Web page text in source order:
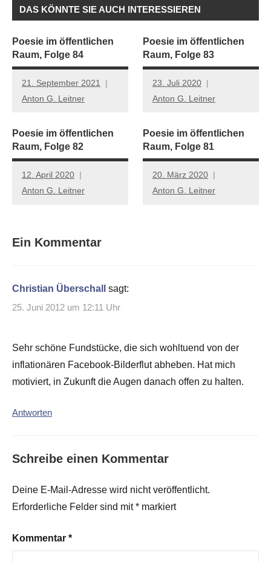
DAS KÖNNTE SIE AUCH INTERESSIEREN
Poesie im öffentlichen
Raum, Folge 84
21. September 2021
Anton G. Leitner
Poesie im öffentlichen
Raum, Folge 83
23. Juli 2020
Anton G. Leitner
Poesie im öffentlichen
Raum, Folge 82
12. April 2020
Anton G. Leitner
Poesie im öffentlichen
Raum, Folge 81
20. März 2020
Anton G. Leitner
Ein Kommentar
Christian Überschall
sagt:
25. Juni 2012 um 12:11 Uhr
Sehr schöne Fundstücke, die sich wohltuend von der
inflationären Facebook-Bilderflut abheben. Hat mich
motiviert, in Zukunft die Augen danach offen zu halten.
Antworten
Schreibe einen Kommentar
Deine E-Mail-Adresse wird nicht veröffentlicht.
Erforderliche Felder sind mit* markiert
Kommentar *